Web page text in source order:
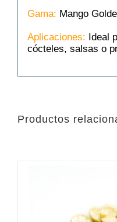
Gama: Mango
Aplicaciones: Ideal
cócteles, salsas o
Productos